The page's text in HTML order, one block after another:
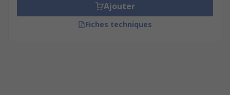
Ajouter
Fiches techniques